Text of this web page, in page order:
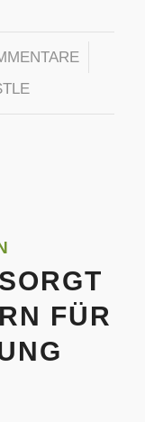
/
FÜR